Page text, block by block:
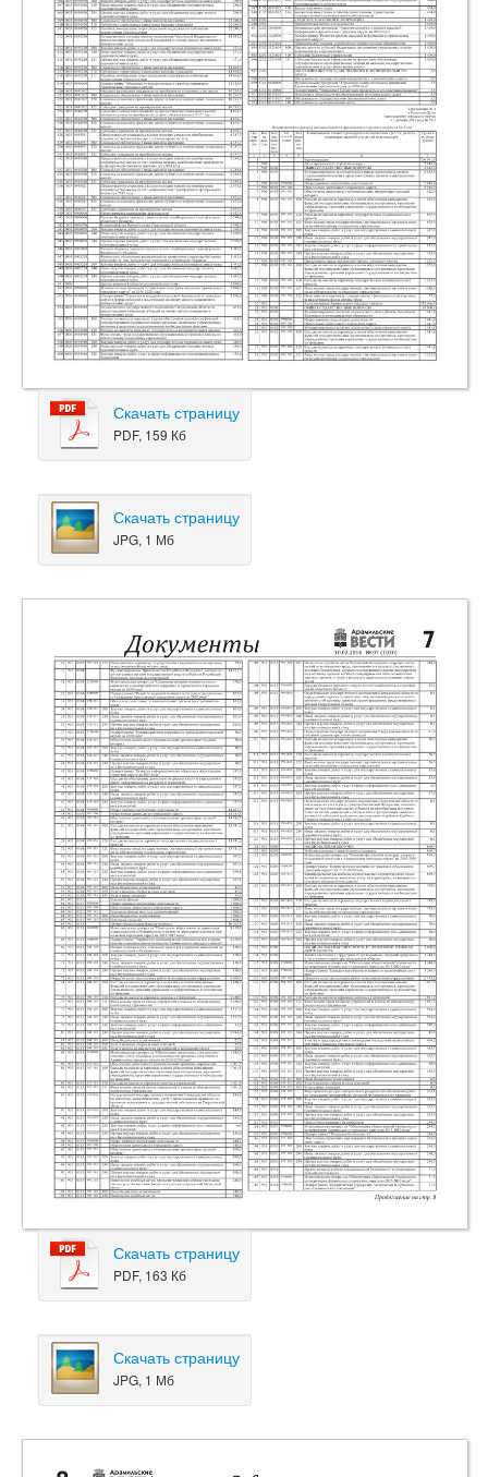
Скачать страницу
PDF, 159 Кб
Скачать страницу
JPG, 1 Мб
Скачать страницу
PDF, 163 Кб
Скачать страницу
JPG, 1 Мб